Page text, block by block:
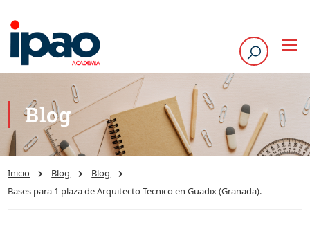
Blog
Inicio Blog
Blog
Bases para 1 plaza de Arquitecto Tecnico en Guadix (Granada).